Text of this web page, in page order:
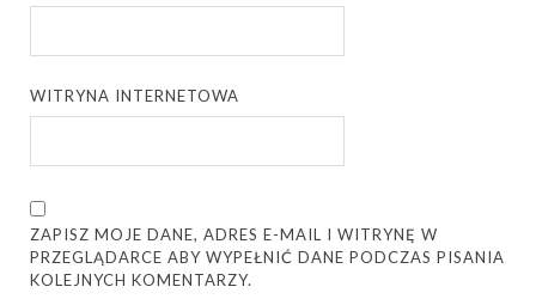
WITRYNA INTERNETOWA
ZAPISZ MOJE DANE, ADRES E-MAIL I WITRYNĘ W
PRZEGLĄDARCE ABY WYPEŁNIĆ DANE PODCZAS PISANIA
KOLEJNYCH KOMENTARZY.